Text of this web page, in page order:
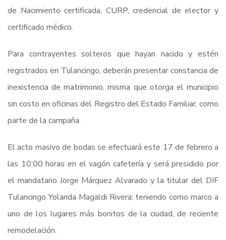
de Nacimiento certificada, CURP, credencial de elector y
certificado médico.
Para contrayentes solteros que hayan nacido y estén
registrados en Tulancingo, deberán presentar constancia de
inexistencia de matrimonio, misma que otorga el municipio
sin costo en oficinas del Registro del Estado Familiar, como
parte de la campaña.
El acto masivo de bodas se efectuará este 17 de febrero a
las 10:00 horas en el vagón cafetería y será presidido por
el mandatario Jorge Márquez Alvarado y la titular del DIF
Tulancingo Yolanda Magaldi Rivera; teniendo como marco a
uno de los lugares más bonitos de la ciudad, de reciente
remodelación.